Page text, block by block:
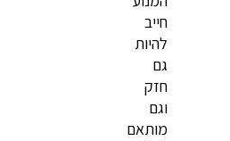
חייב
להיות
גם
חזק
וגם
מותאם